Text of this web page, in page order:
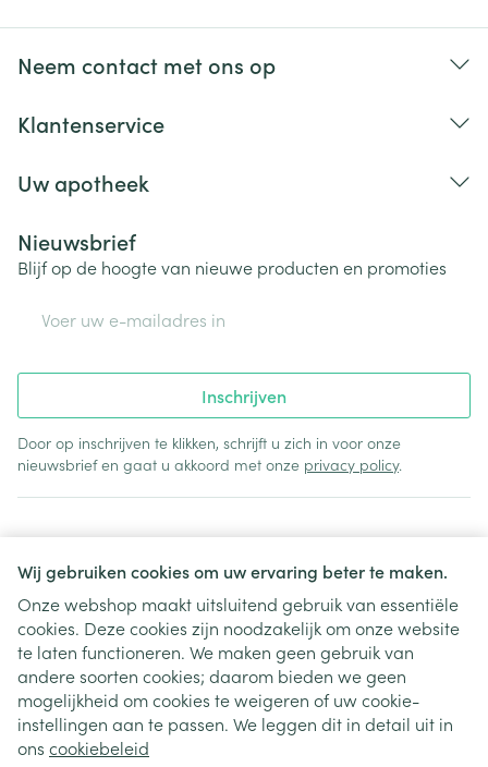
Wij gebruiken cookies om uw ervaring beter te maken.
Onze webshop maakt uitsluitend gebruik van essentiële
cookies. Deze cookies zijn noodzakelijk om onze website
te laten functioneren. We maken geen gebruik van
andere soorten cookies; daarom bieden we geen
mogelijkheid om cookies te weigeren of uw cookie-
instellingen aan te passen. We leggen dit in detail uit in
ons cookiebeleid
Neem contact met ons op
Klantenservice
Uw apotheek
Nieuwsbrief
Blijf op de hoogte van nieuwe producten en promoties
Inschrijven
Door op inschrijven te klikken, schrijft u zich in voor onze
nieuwsbrief en gaat u akkoord met onze privacy policy.
Juridische links